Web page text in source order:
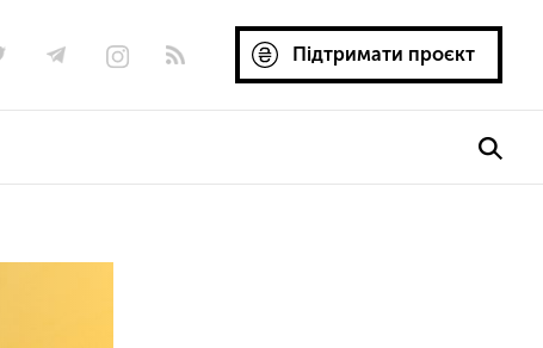
Підтримати проєкт